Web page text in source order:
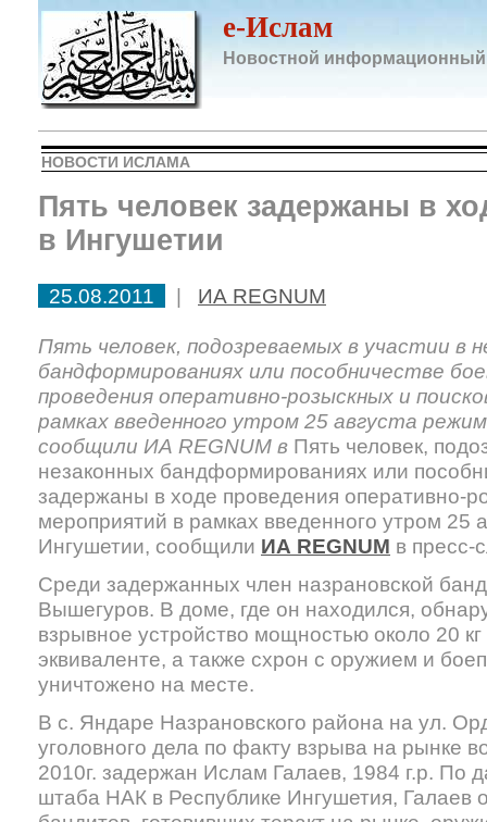
e-Ислам
Новостной информационный
НОВОСТИ ИСЛАМА
Пять человек задержаны в
в Ингушетии
25.08.2011 | ИА REGNUM
Пять человек, подозреваемых в участии в
бандформированиях или пособничестве
проведения оперативно-розыскных и
рамках введенного утром 25 августа
сообщили ИА REGNUM в Пять человек,
незаконных бандформированиях или
задержаны в ходе проведения оперативно-
мероприятий в рамках введенного утром 25
Ингушетии, сообщили ИА REGNUM в пресс-
Среди задержанных член назрановской
Вышегуров. В доме, где он находился,
взрывное устройство мощностью около 20
эквиваленте, а также схрон с оружием и
уничтожено на месте.
В с. Яндаре Назрановского района на ул.
уголовного дела по факту взрыва на рынке
2010г. задержан Ислам Галаев, 1984 г.р. По
штаба НАК в Республике Ингушетия, Галаев